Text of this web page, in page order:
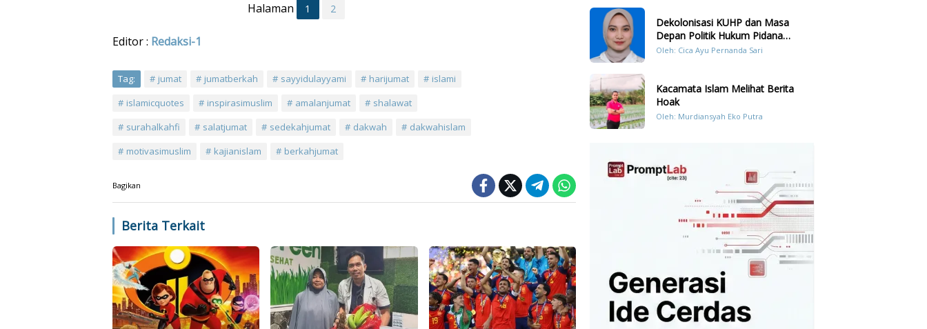
Halaman 1 2
Editor : Redaksi-1
Tag: jumat jumatberkah sayyidulayyami harijumat
islami
islamicquotes
inspirasimuslim amalanjumat
shalawat
surahalkahfi
salatjumat sedekahjumat dakwah
dakwahislam
motivasimuslim
kajianislam berkahjumat
Bagikan
Berita Terkait
Dekolonisasi KUHP dan Masa
Depan Politik Hukum Pidana
Indonesia
Oleh: Cica Ayu Pernanda Sari
Kacamata Islam Melihat Berita
Hoak
Oleh: Murdiansyah Eko Putra